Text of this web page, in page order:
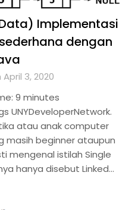
Implementasi
dengan
3, 2020
9 minutes
UNYDeveloperNetwork.
atau anak computer
masih beginner ataupun
mengenal istilah Single
hanya disebut Linked…